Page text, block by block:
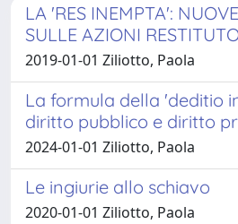
LA 'RES INEMPTA':
SULLE AZIONI
2019-01-01 Ziliotto, Paola
La formula della 'deditio
diritto pubblico e diritto
2024-01-01 Ziliotto, Paola
Le ingiurie allo schiavo
2020-01-01 Ziliotto, Paola